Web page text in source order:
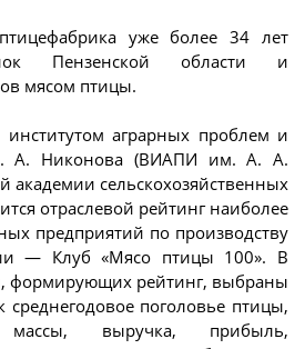
уже более 34 лет
Пензенской области и
мясом птицы.
институтом аграрных проблем и
А. Никонова (ВИАПИ им. А. А.
академии сельскохозяйственных
отраслевой рейтинг наиболее
предприятий по производству
— Клуб «Мясо птицы 100». В
формирующих рейтинг, выбраны
среднегодовое поголовье птицы,
выручка, прибыль,